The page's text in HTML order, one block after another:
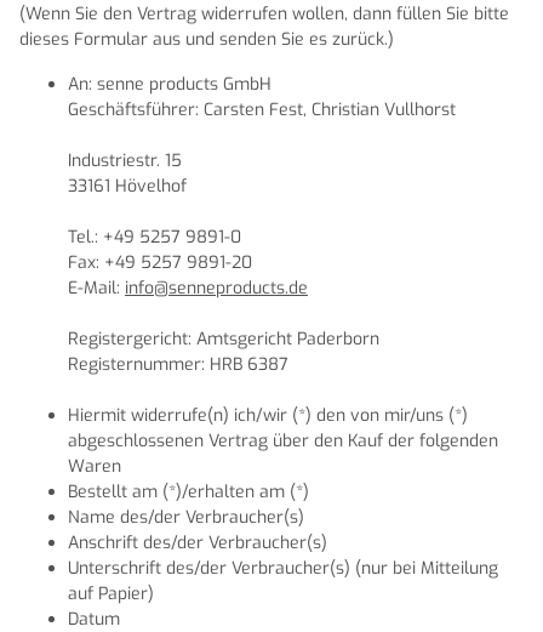
(Wenn Sie den Vertrag widerrufen wollen, dann füllen Sie bitte
dieses Formular aus und senden Sie es zurück.)
An: senne products GmbH
Geschäftsführer: Carsten Fest, Christian Vullhorst
Industriestr. 15
33161 Hövelhof
Tel.: +49 5257 9891-0
Fax: +49 5257 9891-20
E-Mail: info@senneproducts.de
Registergericht: Amtsgericht Paderborn
Registernummer: HRB 6387
Hiermit widerrufe(n) ich/wir (*) den von mir/uns (*)
abgeschlossenen Vertrag über den Kauf der folgenden
Waren
Bestellt am (*)/erhalten am (*)
Name des/der Verbraucher(s)
Anschrift des/der Verbraucher(s)
Unterschrift des/der Verbraucher(s) (nur bei Mitteilung
auf Papier)
Datum